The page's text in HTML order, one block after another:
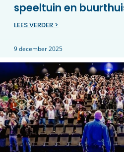
speeltuin en
LEES VERDER >
9 december 2025